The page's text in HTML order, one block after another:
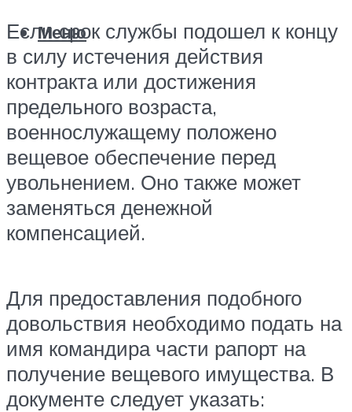
Меню
Если срок службы подошел к концу
в силу истечения действия
контракта или достижения
предельного возраста,
военнослужащему положено
вещевое обеспечение перед
увольнением. Оно также может
заменяться денежной
компенсацией.
Для предоставления подобного
довольствия необходимо подать на
имя командира части рапорт на
получение вещевого имущества. В
документе следует указать: